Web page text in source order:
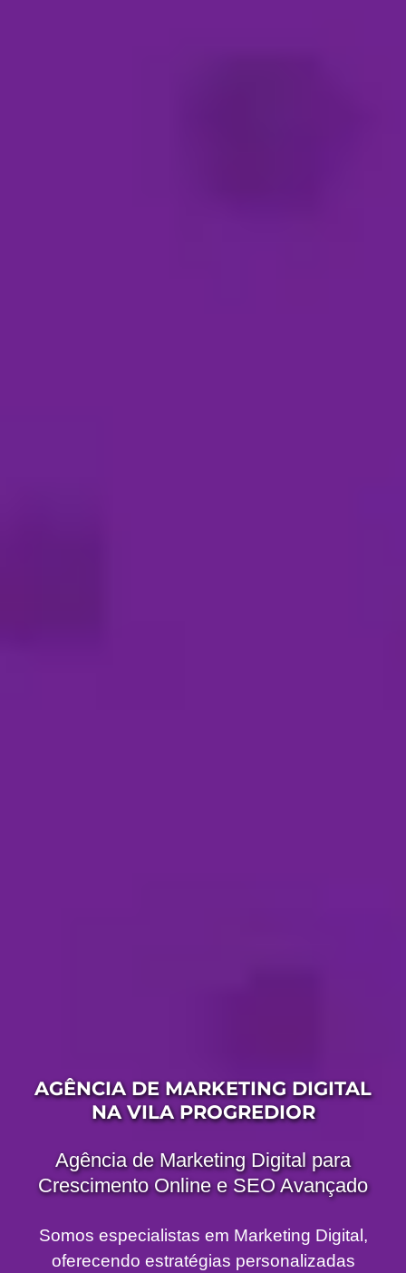
AGÊNCIA DE MARKETING DIGITAL
NA VILA PROGREDIOR
Agência de Marketing Digital para
Crescimento Online e SEO Avançado
Somos especialistas em Marketing Digital,
oferecendo estratégias personalizadas